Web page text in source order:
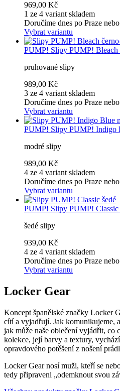
969,00 Kč
1 ze 4 variant skladem
Doručíme dnes po Praze
Vybrat variantu
PUMP! Slipy PUMP! Bleach
pruhované slipy
989,00 Kč
3 ze 4 variant skladem
Doručíme dnes po Praze
Vybrat variantu
PUMP! Slipy PUMP! Indigo
modré slipy
989,00 Kč
4 ze 4 variant skladem
Doručíme dnes po Praze
Vybrat variantu
PUMP! Slipy PUMP! Classic
šedé slipy
939,00 Kč
4 ze 4 variant skladem
Doručíme dnes po Praze
Vybrat variantu
Locker Gear
Koncept španělské značky Locker
cítí a vyjadřují. Jak komunikujeme,
jak může naše oblečení vyjádřit, co
kolekce, její barvy a textury,
opravdového potěšení z nošení
Locker Gear nosí muži, kteří se
tedy připraveni „odemknout svou